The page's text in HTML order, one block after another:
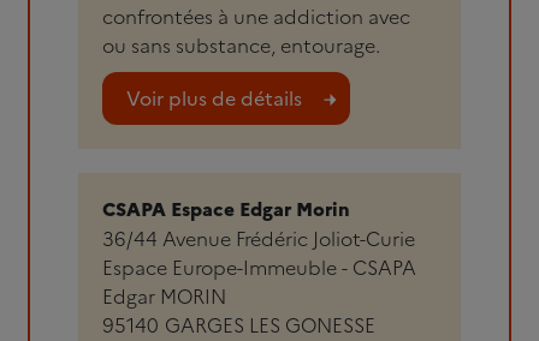
confrontées à une addiction avec
ou sans substance, entourage.
Voir plus de détails
CSAPA Espace Edgar Morin
36/44 Avenue Frédéric Joliot-Curie
Espace Europe-Immeuble - CSAPA
Edgar MORIN
95140 GARGES LES GONESSE